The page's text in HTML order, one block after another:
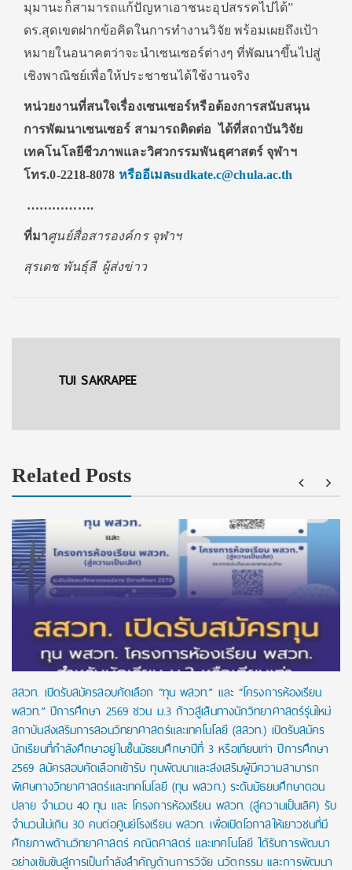
มุมานะก็สามารถแก้ปัญหาเอาชนะอุปสรรคไปได้”
ดร.สุดเขตฝากข้อคิดในการทำงานวิจัย พร้อมเผยถึงเป้า
หมายในอนาคตว่าจะนำเซนเซอร์ต่างๆ ที่พัฒนาขึ้นไปสู่
เชิงพาณิชย์เพื่อให้ประชาชนได้ใช้งานจริง
หน่วยงานที่สนใจเรื่องเซนเซอร์หรือต้องการสนับสนุน
การพัฒนาเซนเซอร์ สามารถติดต่อ ได้ที่สถาบันวิจัย
เทคโนโลยีชีวภาพและวิศวกรรมพันธุศาสตร์ จุฬาฯ
โทร.0-2218-8078 หรืออีเมลsudkate.c@chula.ac.th
…………….
ที่มาศูนย์สื่อสารองค์กร จุฬาฯ
สุรเดช พันธุ์ลี ผู้ส่งข่าว
TUI SAKRAPEE
Related Posts
สสวท. เปิดรับสมัครสอบคัดเลือก “ทุน พสวท.” และ “โครงการห้องเรียน
พสวท.” ปีการศึกษา 2569 ชวน ม.3 ก้าวสู่เส้นทางนักวิทยาศาสตร์รุ่นใหม่
สถาบันส่งเสริมการสอนวิทยาศาสตร์และเทคโนโลยี (สสวท.) เปิดรับสมัคร
นักเรียนที่กำลังศึกษาอยู่ในชั้นมัธยมศึกษาปีที่ 3 หรือเทียบเท่า ปีการศึกษา
2569 สมัครสอบคัดเลือกเข้ารับ ทุนพัฒนาและส่งเสริมผู้มีความสามารถ
พิเศษทางวิทยาศาสตร์และเทคโนโลยี (ทุน พสวท.) ระดับมัธยมศึกษาตอน
ปลาย จำนวน 40 ทุน และ โครงการห้องเรียน พสวท. (สู่ความเป็นเลิศ) รับ
จำนวนไม่เกิน 30 คนต่อศูนย์โรงเรียน พสวท. เพื่อเปิดโอกาสให้เยาวชนที่มี
ศักยภาพด้านวิทยาศาสตร์ คณิตศาสตร์ และเทคโนโลยี ได้รับการพัฒนา
อย่างเข้มข้นสู่การเป็นกำลังสำคัญด้านการวิจัย นวัตกรรม และการพัฒนา